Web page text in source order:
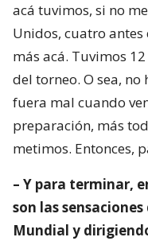
acá tuvimos, si no
Unidos, cuatro
más acá. Tuvimos
del torneo. O sea,
fuera mal cuando
preparación, más
metimos. Entonces,
– Y para terminar,
son las
Mundial y